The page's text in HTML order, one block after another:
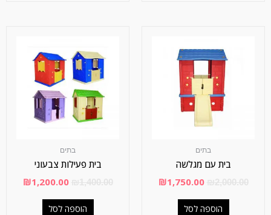
בתים
בית עם מגלשה
₪1,750.00
הוספה לסל
בתים
בית פעילות צבעוני
₪1,200.00
הוספה לסל